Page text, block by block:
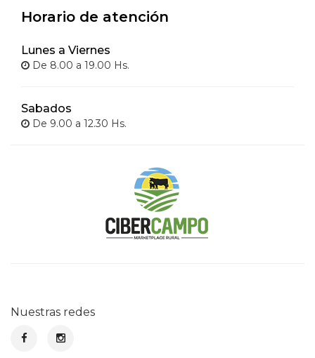
Horario de atención
Lunes a Viernes
De 8.00 a 19.00 Hs.
Sabados
De 9.00 a 12.30 Hs.
Nuestras redes